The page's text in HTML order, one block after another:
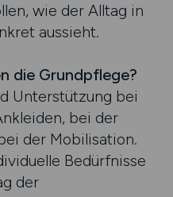
wie der Alltag in
aussieht.
die Grundpflege?
Unterstützung bei
bei der
der Mobilisation.
Bedürfnisse
der